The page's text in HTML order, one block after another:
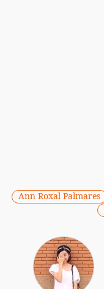
Ann Roxal Palmares